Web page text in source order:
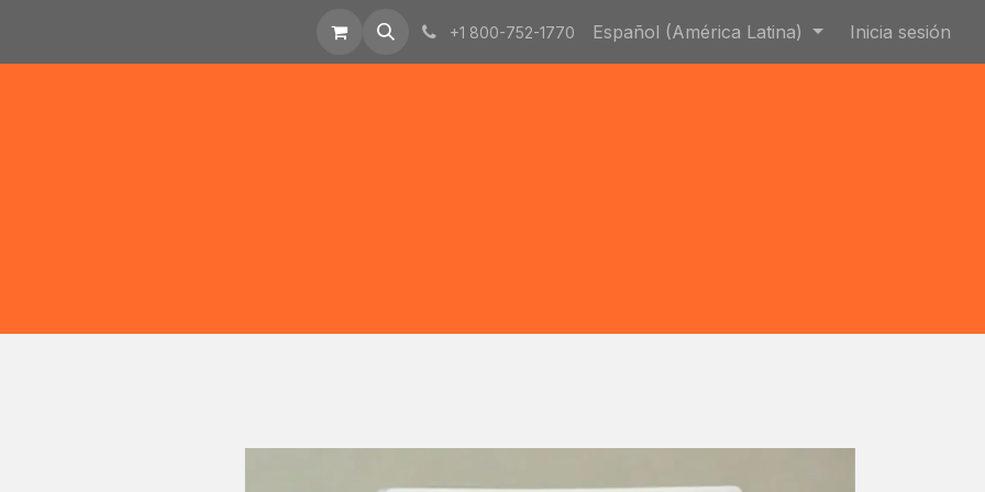
+1 800-752-1770 Español (América Latina) Inicia sesión